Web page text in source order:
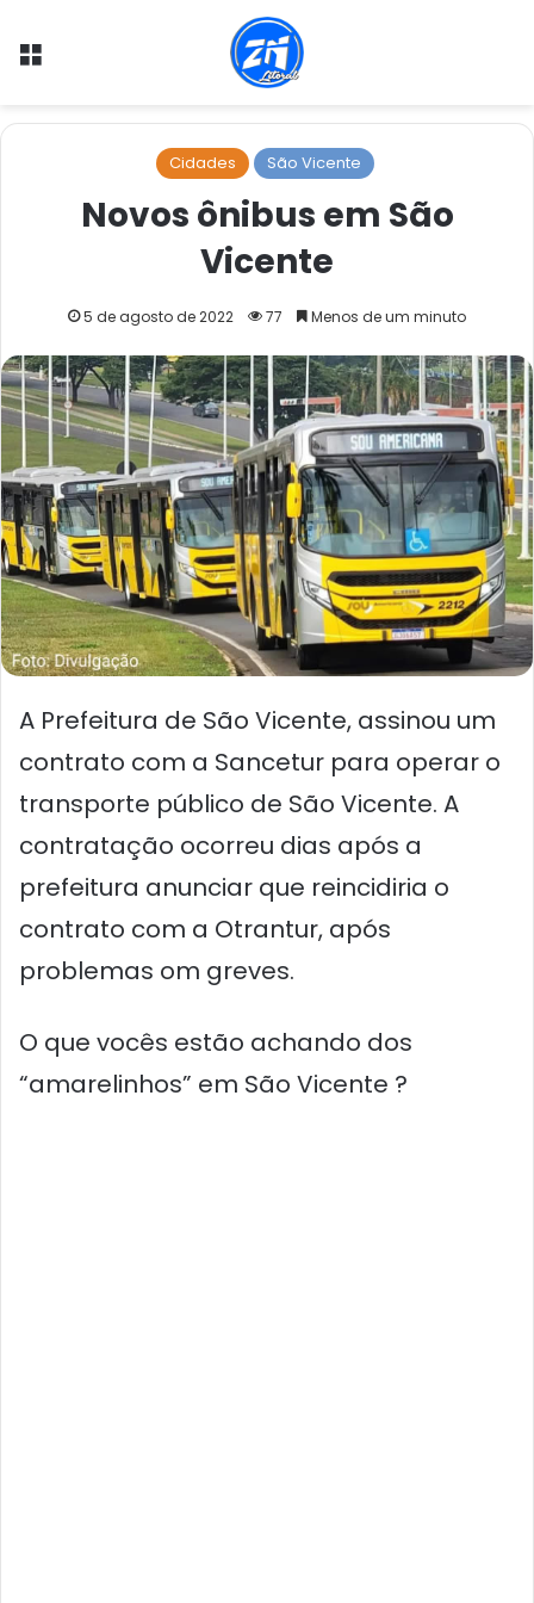
Menu
Cidades São Vicente
Novos ônibus em São
Vicente
5 de agosto de 2022 77 Menos de um minuto
A Prefeitura de São Vicente, assinou um
contrato com a Sancetur para operar o
transporte público de São Vicente. A
contratação ocorreu dias após a
prefeitura anunciar que reincidiria o
contrato com a Otrantur, após
problemas om greves.
O que vocês estão achando dos
“amarelinhos” em São Vicente ?